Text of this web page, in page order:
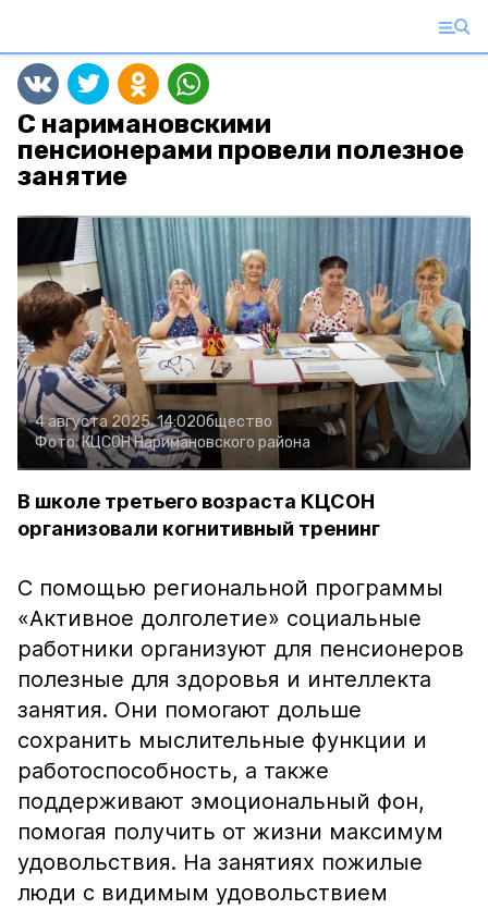
С наримановскими
пенсионерами провели полезное
занятие
4 августа 2025, 14:02Общество
Фото:КЦСОН Наримановского района
В школе третьего возраста КЦСОН
организовали когнитивный тренинг
С помощью региональной программы
«Активное долголетие» социальные
работники организуют для пенсионеров
полезные для здоровья и интеллекта
занятия. Они помогают дольше
сохранить мыслительные функции и
работоспособность, а также
поддерживают эмоциональный фон,
помогая получить от жизни максимум
удовольствия. На занятиях пожилые
люди с видимым удовольствием